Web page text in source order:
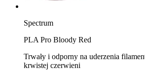
Spectrum
PLA Pro Bloody Red
Trwały i odporny na uderzenia
krwistej czerwieni